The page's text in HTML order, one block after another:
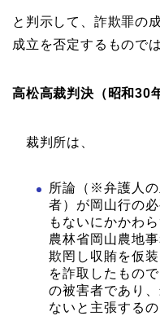
と判示して、詐欺罪の
成立を否定するもので
高松高裁判決（昭和30
裁判所は、
所論（※弁護人
者）が岡山行の
もないにかかわ
農林省岡山農地
欺罔し収賄を仮
を詐取したもの
の被害者であり
ないと主張する